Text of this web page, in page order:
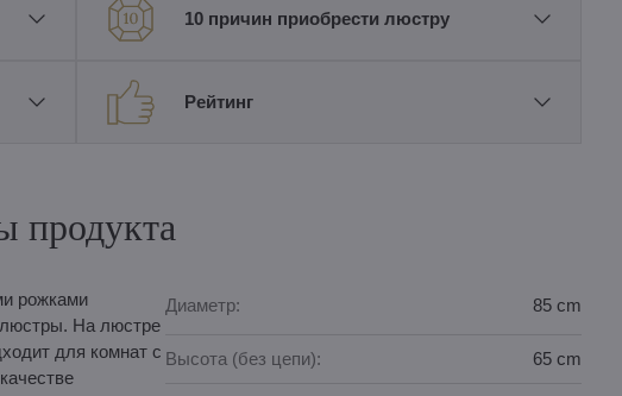
10 причин приобрести люстру
Рейтинг
продукта
рожками
На люстре
для комнат с
Диаметр: 85 cm
Высота (без цепи): 65 cm